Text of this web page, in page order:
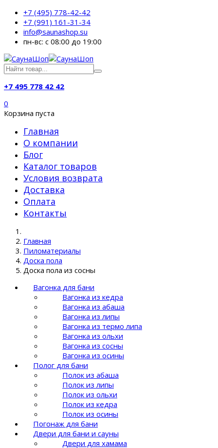
+7 (495) 778-42-42
+7 (991) 161-31-34
info@saunashop.su
пн-вс: с 08:00 до 19:00
+7 495 778 42 42
0
Корзина пуста
Главная
О компании
Блог
Каталог товаров
Условия возврата
Доставка
Оплата
Контакты
Главная
Пиломатериалы
Доска пола
Доска пола из сосны
Вагонка для бани
Вагонка из кедра
Вагонка из абаша
Вагонка из липы
Вагонка из термо липа
Вагонка из ольхи
Вагонка из сосны
Вагонка из осины
Полог для бани
Полок из абаша
Полок из липы
Полок из ольхи
Полок из кедра
Полок из осины
Погонаж для бани
Двери для бани и сауны
Двери для хамама